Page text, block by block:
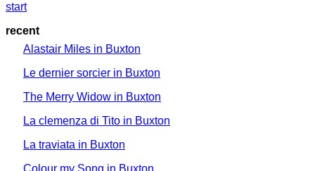
start
recent
Alastair Miles in Buxton
Le dernier sorcier in Buxton
The Merry Widow in Buxton
La clemenza di Tito in Buxton
La traviata in Buxton